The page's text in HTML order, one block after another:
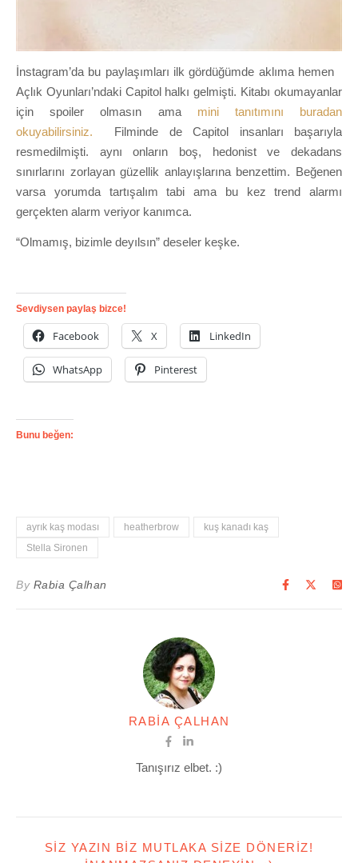
İnstagram’da bu paylaşımları ilk gördüğümde aklıma hemen
Açlık Oyunları’ndaki Capitol halkı gelmişti. Kitabı okumayanlar
için spoiler olmasın ama mini tanıtımını buradan
okuyabilirsiniz.
Filminde de Capitol insanları başarıyla
resmedilmişti. aynı onların boş, hedonist ve dekadans
sınırlarını zorlayan güzellik anlayışlarına benzettim. Beğenen
varsa yorumda tartışalım tabi ama bu kez trend alarmı
gerçekten alarm veriyor kanımca.
“Olmamış, bizimle deyılsın” deseler keşke.
Sevdiysen paylaş bizce!
Facebook X LinkedIn
WhatsApp Pinterest
Bunu beğen:
ayrık kaş modası heatherbrow
kuş kanadı kaş
Stella Sironen
By Rabia Çalhan
RABIA ÇALHAN
Tanışırız elbet. :)
SIZ YAZIN BIZ MUTLAKA SIZE DÖNERIZ!